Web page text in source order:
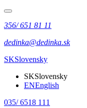
356/ 651 81 11
dedinka@dedinka.sk
SKSlovensky
SKSlovensky
ENEnglish
035/ 6518 111